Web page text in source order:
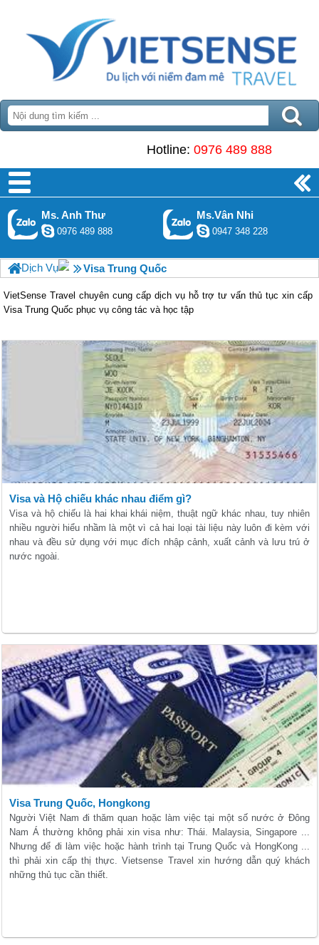
Hotline: 0976 489 888
Ms. Anh Thư
0976 489 888
Ms.Vân Nhi
0947 348 228
Dịch Vụ Visa Trung Quốc
VietSense Travel chuyên cung cấp dịch vụ hỗ trợ tư vấn thủ tục xin cấp
Visa Trung Quốc phục vụ công tác và học tập
Visa và Hộ chiếu khác nhau điểm gì?
Visa và hộ chiếu là hai khai khái niệm, thuật ngữ khác nhau, tuy nhiên
nhiều người hiểu nhầm là một vì cả hai loại tài liệu này luôn đi kèm với
nhau và đều sử dụng với mục đích nhập cảnh, xuất cảnh và lưu trú ở
nước ngoài.
Visa Trung Quốc, Hongkong
Người Việt Nam đi thăm quan hoặc làm việc tại một số nước ở Đông
Nam Á thường không phải xin visa như: Thái. Malaysia, Singapore ...
Nhưng để đi làm việc hoặc hành trình tại Trung Quốc và HongKong ...
thì phải xin cấp thị thực. Vietsense Travel xin hướng dẫn quý khách
những thủ tục cần thiết.